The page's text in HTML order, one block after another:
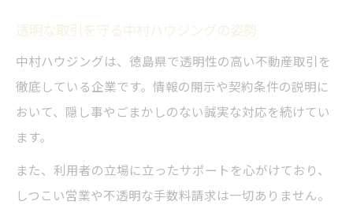
透明な取引を守る中村ハウジングの姿勢
中村ハウジングは、徳島県で透明性の高い不動産取引を
徹底している企業です。情報の開示や契約条件の説明に
おいて、隠し事やごまかしのない誠実な対応を続けてい
ます。
また、利用者の立場に立ったサポートを心がけており、
しつこい営業や不透明な手数料請求は一切ありません。